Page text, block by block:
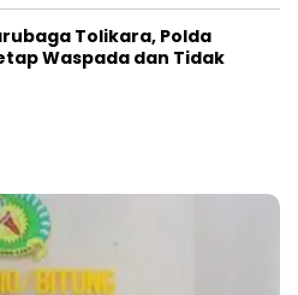
Tolikara, Polda
Waspada dan Tidak